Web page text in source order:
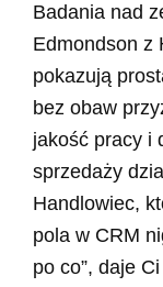
Badania nad
Edmondson z
pokazują
bez obaw
jakość pracy i
sprzedaży
Handlowiec,
pola w CRM
po co”, daje